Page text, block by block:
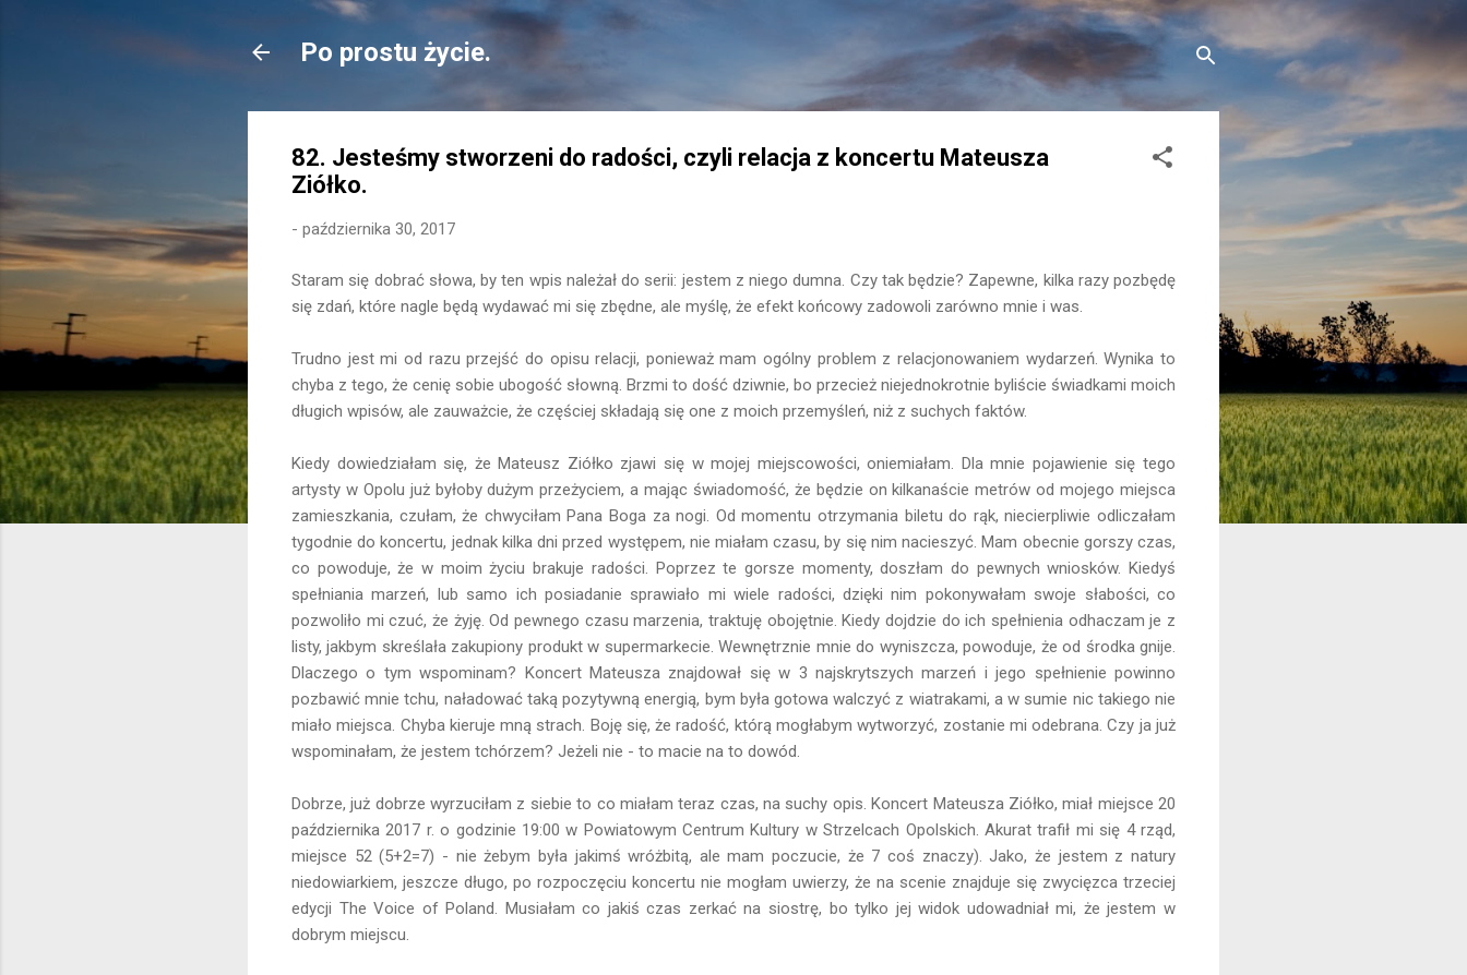
Po prostu życie.
82. Jesteśmy stworzeni do radości, czyli relacja z koncertu Mateusza
Ziółko.
- października 30, 2017
Staram się dobrać słowa, by ten wpis należał do serii: jestem z niego dumna. Czy tak będzie? Zapewne, kilka razy pozbędę
się zdań, które nagle będą wydawać mi się zbędne, ale myślę, że efekt końcowy zadowoli zarówno mnie i was.
Trudno jest mi od razu przejść do opisu relacji, ponieważ mam ogólny problem z relacjonowaniem wydarzeń. Wynika to
chyba z tego, że cenię sobie ubogość słowną. Brzmi to dość dziwnie, bo przecież niejednokrotnie byliście świadkami moich
długich wpisów, ale zauważcie, że częściej składają się one z moich przemyśleń, niż z suchych faktów.
Kiedy dowiedziałam się, że Mateusz Ziółko zjawi się w mojej miejscowości, oniemiałam. Dla mnie pojawienie się tego
artysty w Opolu już byłoby dużym przeżyciem, a mając świadomość, że będzie on kilkanaście metrów od mojego miejsca
zamieszkania, czułam, że chwyciłam Pana Boga za nogi. Od momentu otrzymania biletu do rąk, niecierpliwie odliczałam
tygodnie do koncertu, jednak kilka dni przed występem, nie miałam czasu, by się nim nacieszyć. Mam obecnie gorszy czas,
co powoduje, że w moim życiu brakuje radości. Poprzez te gorsze momenty, doszłam do pewnych wniosków. Kiedyś
spełniania marzeń, lub samo ich posiadanie sprawiało mi wiele radości, dzięki nim pokonywałam swoje słabości, co
pozwoliło mi czuć, że żyję. Od pewnego czasu marzenia, traktuję obojętnie. Kiedy dojdzie do ich spełnienia odhaczam je z
listy, jakbym skreślała zakupiony produkt w supermarkecie. Wewnętrznie mnie do wyniszcza, powoduje, że od środka gnije.
Dlaczego o tym wspominam? Koncert Mateusza znajdował się w 3 najskrytszych marzeń i jego spełnienie powinno
pozbawić mnie tchu, naładować taką pozytywną energią, bym była gotowa walczyć z wiatrakami, a w sumie nic takiego nie
miało miejsca. Chyba kieruje mną strach. Boję się, że radość, którą mogłabym wytworzyć, zostanie mi odebrana. Czy ja już
wspominałam, że jestem tchórzem? Jeżeli nie - to macie na to dowód.
Dobrze, już dobrze wyrzuciłam z siebie to co miałam teraz czas, na suchy opis. Koncert Mateusza Ziółko, miał miejsce 20
października 2017 r. o godzinie 19:00 w Powiatowym Centrum Kultury w Strzelcach Opolskich. Akurat trafił mi się 4 rząd,
miejsce 52 (5+2=7) - nie żebym była jakimś wróżbitą, ale mam poczucie, że 7 coś znaczy). Jako, że jestem z natury
niedowiarkiem, jeszcze długo, po rozpoczęciu koncertu nie mogłam uwierzy, że na scenie znajduje się zwycięzca trzeciej
edycji The Voice of Poland. Musiałam co jakiś czas zerkać na siostrę, bo tylko jej widok udowadniał mi, że jestem w
dobrym miejscu.